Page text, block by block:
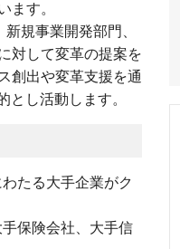
ます。
規事業開発部門、
対して変革の提案を
創出や変革支援を通
とし活動します。
たる大手企業がク
保険会社、大手信